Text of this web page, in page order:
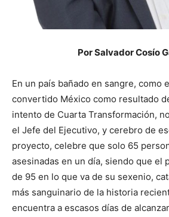
Por Salvador Cosío
En un país bañado en sangre, como
convertido México como resultado
intento de Cuarta Transformación,
el Jefe del Ejecutivo, y cerebro de
proyecto, celebre que solo 65
asesinadas en un día, siendo que el
de 95 en lo que va de su sexenio,
más sanguinario de la historia
encuentra a escasos días de